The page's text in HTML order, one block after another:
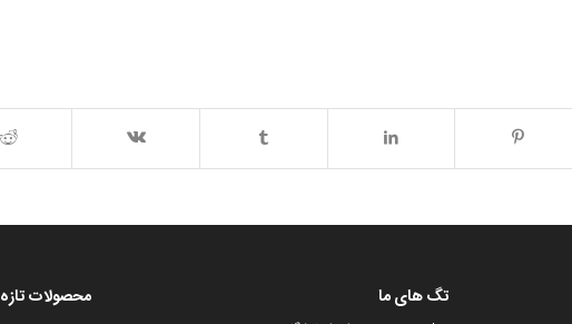
تگ های ما محصولات تازه